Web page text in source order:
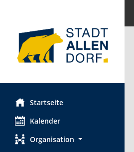
Startseite
Kalender
Organisation